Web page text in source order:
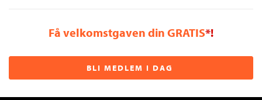
Få velkomstgaven din GRATIS*!
BLI MEDLEM I DAG